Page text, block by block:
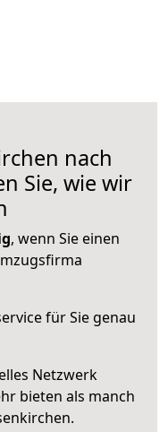
nach
Sie, wie wir
, wenn Sie einen
für Sie genau
Netzwerk
bieten als manch